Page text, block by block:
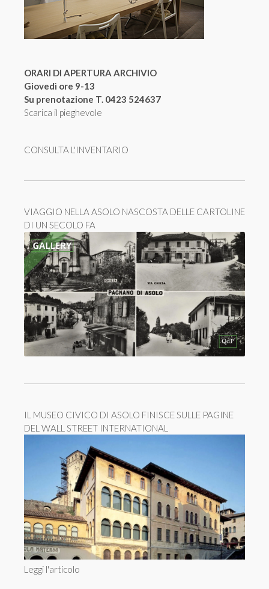
ORARI DI APERTURA ARCHIVIO
Giovedì ore 9-13
Su prenotazione T. 0423 524637
Scarica il pieghevole
CONSULTA L'INVENTARIO
VIAGGIO NELLA ASOLO NASCOSTA DELLE CARTOLINE
DI UN SECOLO FA
IL MUSEO CIVICO DI ASOLO FINISCE SULLE PAGINE
DEL WALL STREET INTERNATIONAL
Leggi l'articolo